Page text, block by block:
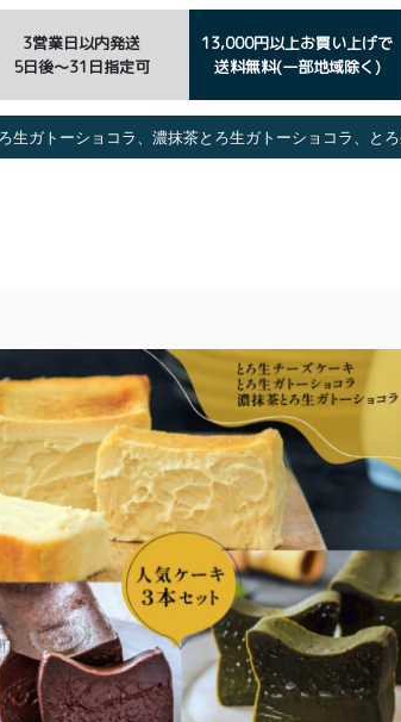
3営業日以内発送
5日後〜31日指定可
13,000円以上お買い上げで
送料無料(一部地域除く)
生ガトーショコラ、濃抹茶とろ生ガトーショコラ、と